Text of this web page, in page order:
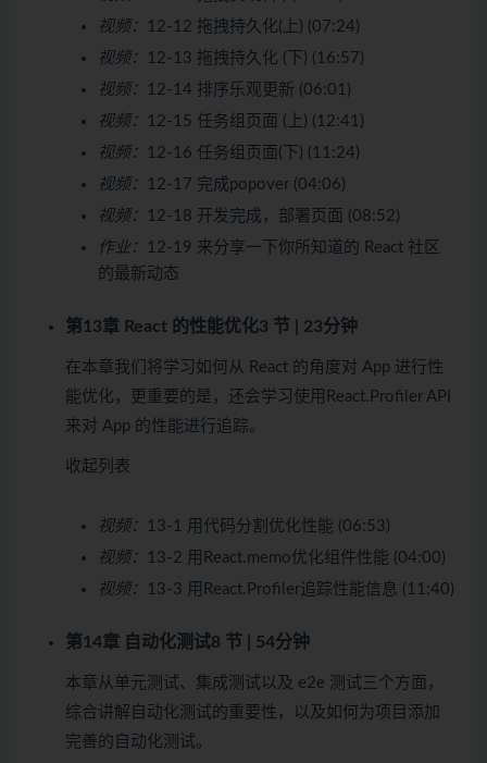
视频：
12-12 拖拽持久化(上) (07:24)
视频：
12-13 拖拽持久化 (下) (16:57)
视频：
12-14 排序乐观更新 (06:01)
视频：
12-15 任务组页面 (上) (12:41)
视频：
12-16 任务组页面(下) (11:24)
视频：
12-17 完成popover (04:06)
视频：
12-18 开发完成，部署页面 (08:52)
作业：
12-19 来分享一下你所知道的 React 社区
的最新动态
第13章 React 的性能优化3 节 | 23分钟
在本章我们将学习如何从 React 的角度对 App 进行性
能优化，更重要的是，还会学习使用React.Profiler API
来对 App 的性能进行追踪。
收起列表
视频：
13-1 用代码分割优化性能 (06:53)
视频：
13-2 用React.memo优化组件性能 (04:00)
视频：
13-3 用React.Profiler追踪性能信息 (11:40)
第14章 自动化测试8 节 | 54分钟
本章从单元测试、集成测试以及 e2e 测试三个方面，
综合讲解自动化测试的重要性，以及如何为项目添加
完善的自动化测试。